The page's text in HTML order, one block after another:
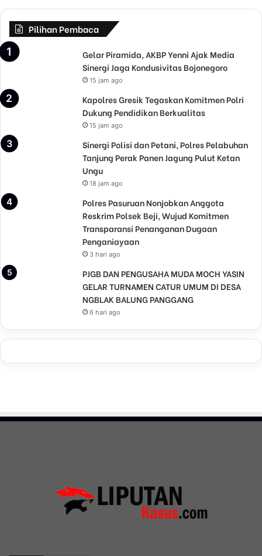
Pilihan Pembaca
Gelar Piramida, AKBP Yenni Ajak Media
Sinergi Jaga Kondusivitas Bojonegoro
15 jam ago
Kapolres Gresik Tegaskan Komitmen Polri
Dukung Pendidikan Berkualitas
15 jam ago
Sinergi Polisi dan Petani, Polres Pelabuhan
Tanjung Perak Panen Jagung Pulut Ketan
Ungu
18 jam ago
Polres Pasuruan Nonjobkan Anggota
Reskrim Polsek Beji, Wujud Komitmen
Transparansi Penanganan Dugaan
Penganiayaan
3 hari ago
PJGB DAN PENGUSAHA MUDA MOCH YASIN
GELAR TURNAMEN CATUR UMUM DI DESA
NGBLAK BALUNG PANGGANG
6 hari ago